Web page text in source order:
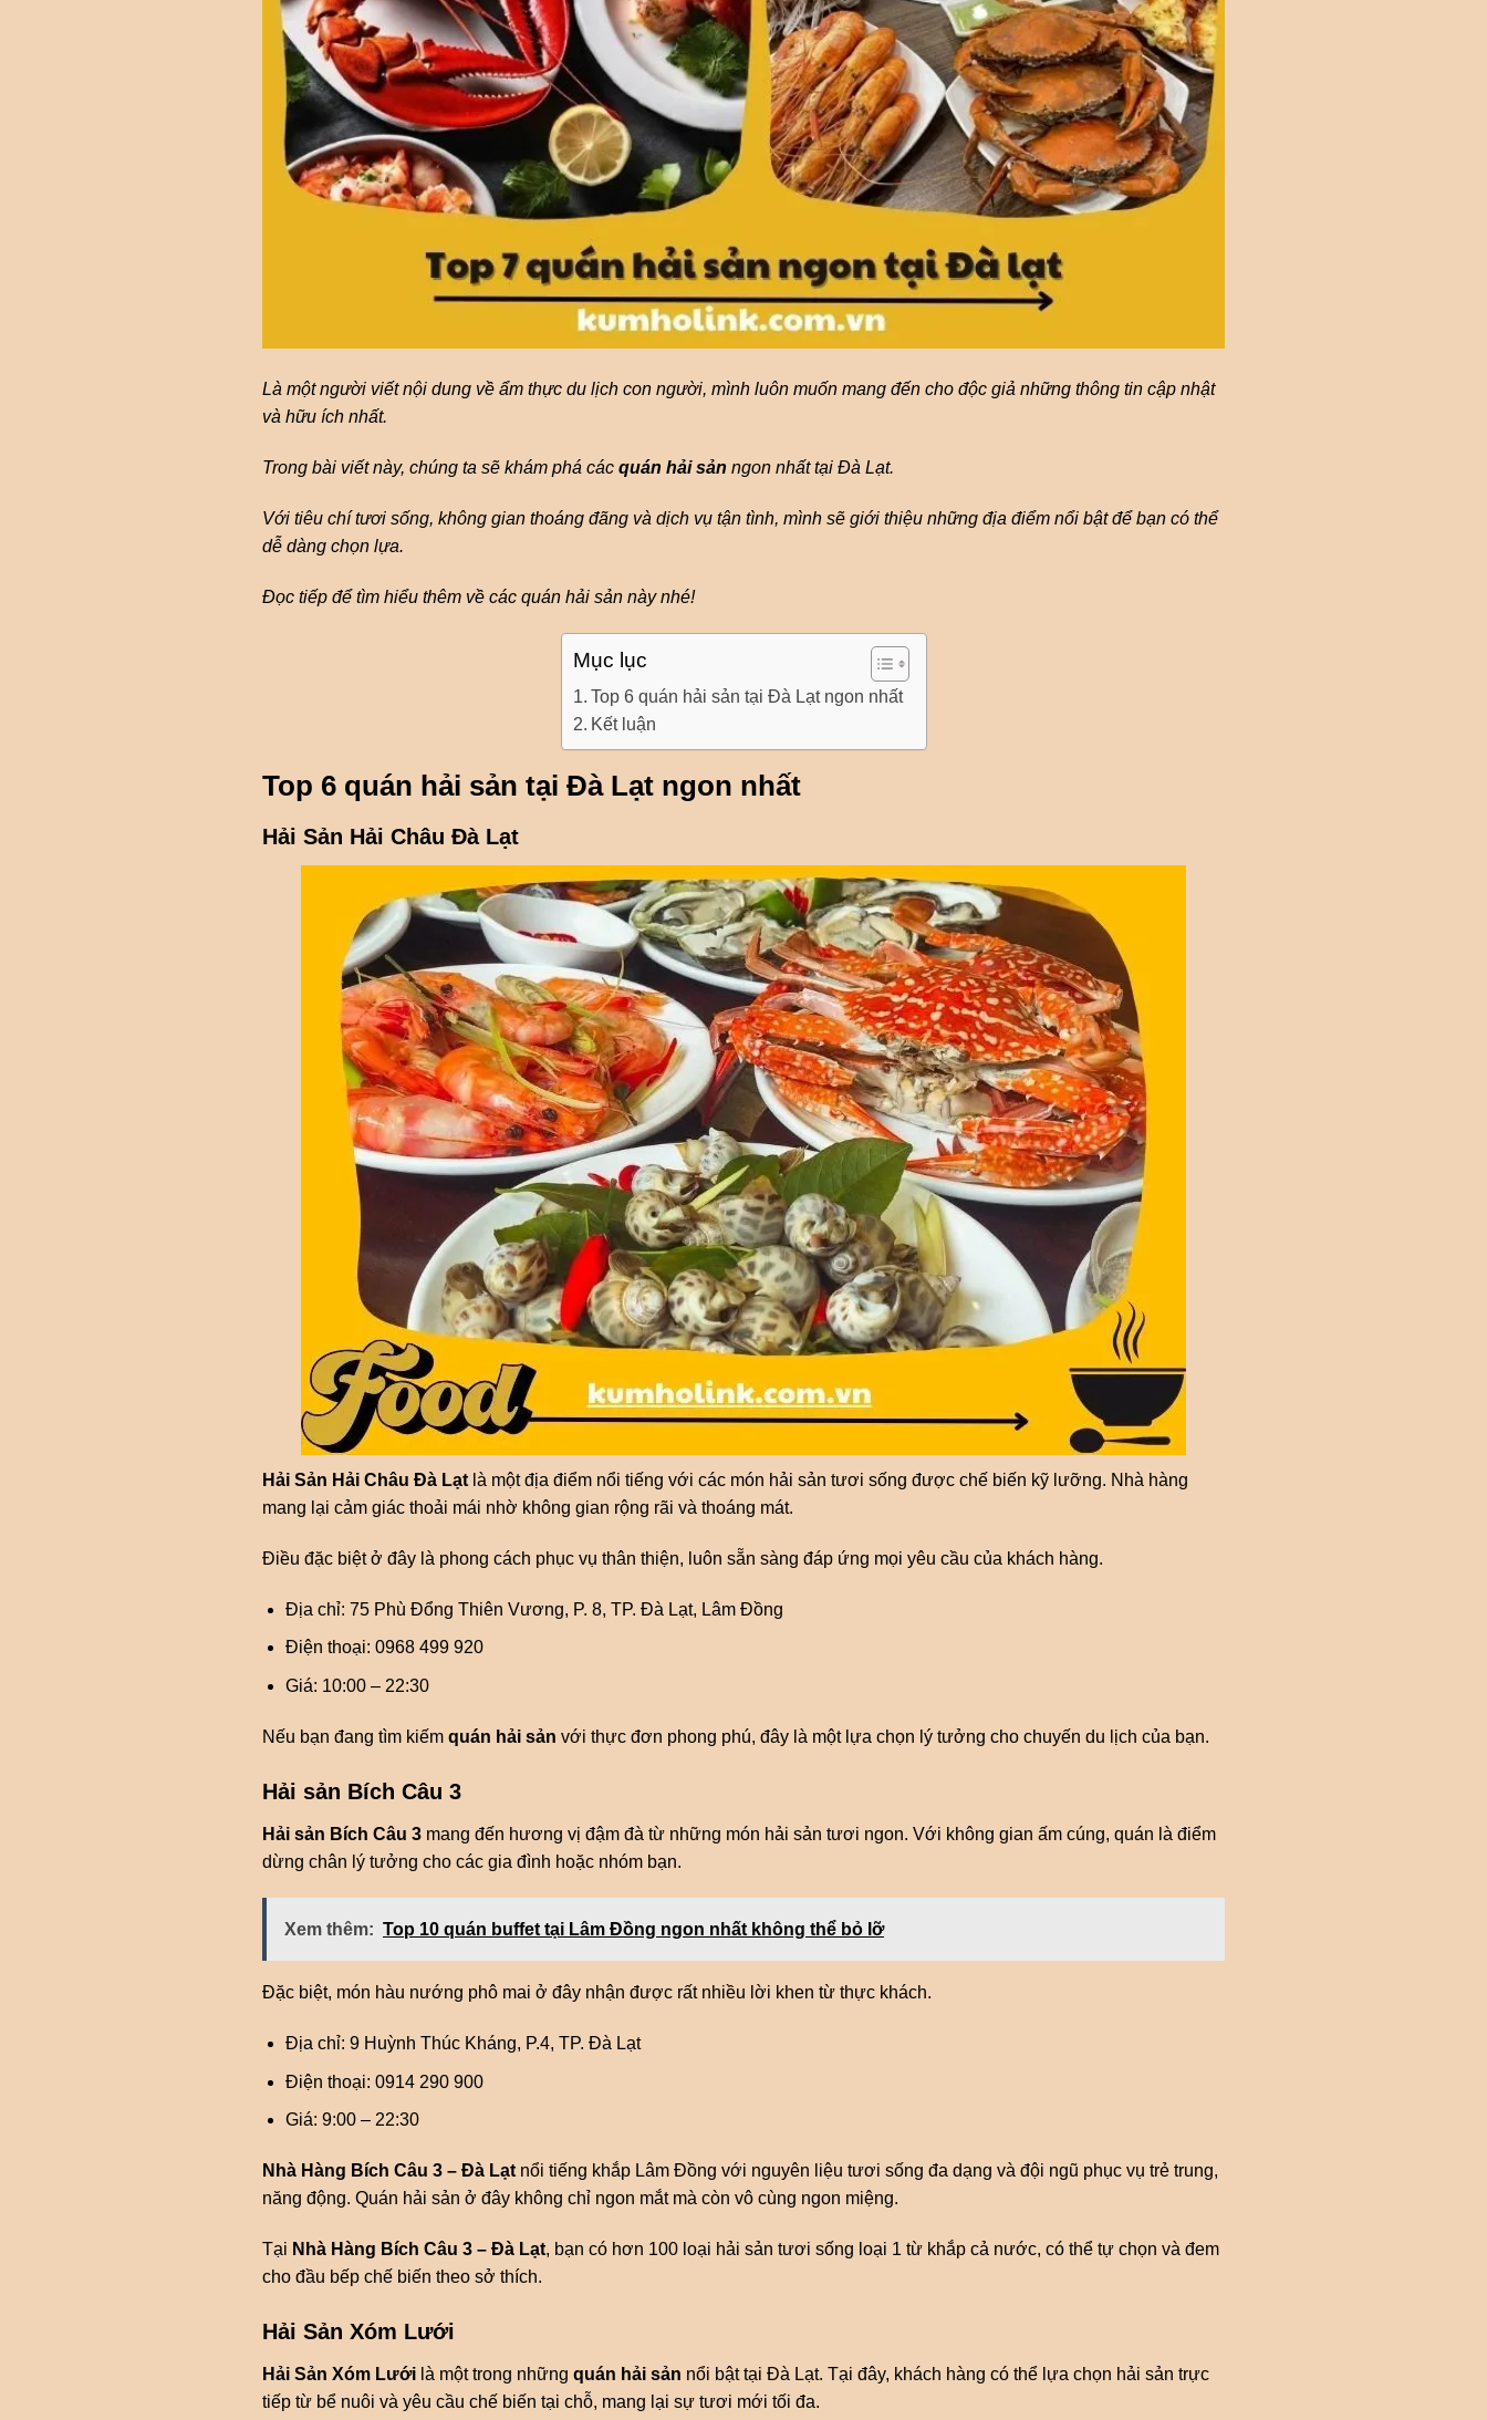
Là một người viết nội dung về ẩm thực du lịch con người, mình luôn muốn mang đến cho độc giả những thông tin cập nhật
và hữu ích nhất.
Trong bài viết này, chúng ta sẽ khám phá các quán hải sản ngon nhất tại Đà Lạt.
Với tiêu chí tươi sống, không gian thoáng đãng và dịch vụ tận tình, mình sẽ giới thiệu những địa điểm nổi bật để bạn có thể
dễ dàng chọn lựa.
Đọc tiếp để tìm hiểu thêm về các quán hải sản này nhé!
Mục lục
Top 6 quán hải sản tại Đà Lạt ngon nhất
Kết luận
Top 6 quán hải sản tại Đà Lạt ngon nhất
Hải Sản Hải Châu Đà Lạt
Hải Sản Hải Châu Đà Lạt là một địa điểm nổi tiếng với các món hải sản tươi sống được chế biến kỹ lưỡng. Nhà hàng
mang lại cảm giác thoải mái nhờ không gian rộng rãi và thoáng mát.
Điều đặc biệt ở đây là phong cách phục vụ thân thiện, luôn sẵn sàng đáp ứng mọi yêu cầu của khách hàng.
Địa chỉ: 75 Phù Đổng Thiên Vương, P. 8, TP. Đà Lạt, Lâm Đồng
Điện thoại: 0968 499 920
Giá: 10:00 – 22:30
Nếu bạn đang tìm kiếm quán hải sản với thực đơn phong phú, đây là một lựa chọn lý tưởng cho chuyến du lịch của bạn.
Hải sản Bích Câu 3
Hải sản Bích Câu 3 mang đến hương vị đậm đà từ những món hải sản tươi ngon. Với không gian ấm cúng, quán là điểm
dừng chân lý tưởng cho các gia đình hoặc nhóm bạn.
Xem thêm: Top 10 quán buffet tại Lâm Đồng ngon nhất không thể bỏ lỡ
Đặc biệt, món hàu nướng phô mai ở đây nhận được rất nhiều lời khen từ thực khách.
Địa chỉ: 9 Huỳnh Thúc Kháng, P.4, TP. Đà Lạt
Điện thoại: 0914 290 900
Giá: 9:00 – 22:30
Nhà Hàng Bích Câu 3 – Đà Lạt nổi tiếng khắp Lâm Đồng với nguyên liệu tươi sống đa dạng và đội ngũ phục vụ trẻ trung,
năng động. Quán hải sản ở đây không chỉ ngon mắt mà còn vô cùng ngon miệng.
Tại Nhà Hàng Bích Câu 3 – Đà Lạt, bạn có hơn 100 loại hải sản tươi sống loại 1 từ khắp cả nước, có thể tự chọn và đem
cho đầu bếp chế biến theo sở thích.
Hải Sản Xóm Lưới
Hải Sản Xóm Lưới là một trong những quán hải sản nổi bật tại Đà Lạt. Tại đây, khách hàng có thể lựa chọn hải sản trực
tiếp từ bể nuôi và yêu cầu chế biến tại chỗ, mang lại sự tươi mới tối đa.